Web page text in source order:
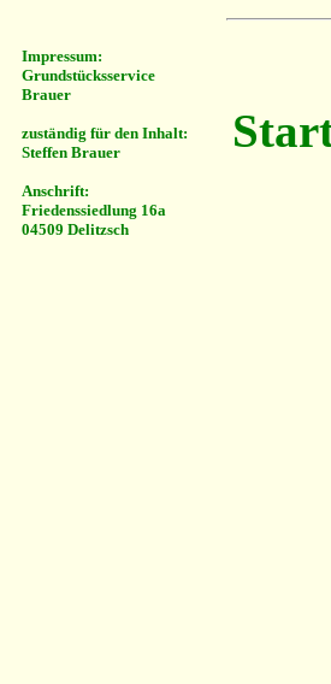
Impressum:
Grundstücksservice
Brauer
zuständig für den Inhalt:
Steffen Brauer
Anschrift:
Friedenssiedlung 16a
04509 Delitzsch